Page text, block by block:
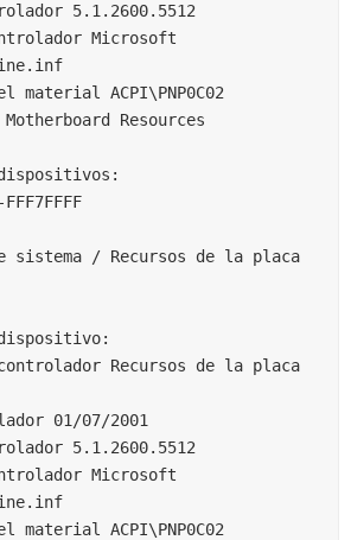
5.1.2600.5512
Microsoft
ACPI\PNP0C02
Resources
sistema / Recursos de la placa
Recursos de la placa
01/07/2001
5.1.2600.5512
Microsoft
ACPI\PNP0C02